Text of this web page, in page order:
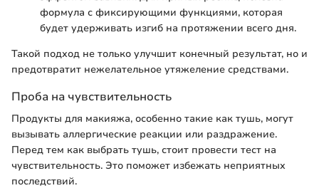
формула с фиксирующими функциями, которая
будет удерживать изгиб на протяжении всего дня.
Такой подход не только улучшит конечный результат, но и
предотвратит нежелательное утяжеление средствами.
Проба на чувствительность
Продукты для макияжа, особенно такие как тушь, могут
вызывать аллергические реакции или раздражение.
Перед тем как выбрать тушь, стоит провести тест на
чувствительность. Это поможет избежать неприятных
последствий.